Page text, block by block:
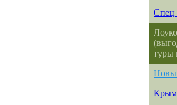
Спец
туры
Крым